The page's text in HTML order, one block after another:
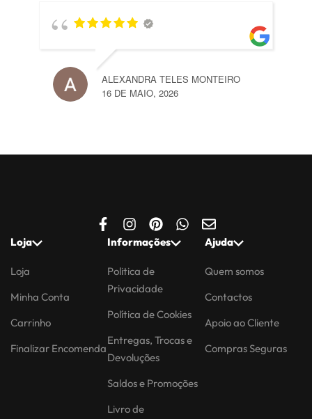
ALEXANDRA TELES MONTEIRO
16 DE MAIO, 2026
Loja
Loja
Minha Conta
Carrinho
Finalizar Encomenda
Informações
Politica de
Privacidade
Política de Cookies
Entregas, Trocas e
Devoluções
Saldos e Promoções
Livro de
Ajuda
Quem somos
Contactos
Apoio ao Cliente
Compras Seguras